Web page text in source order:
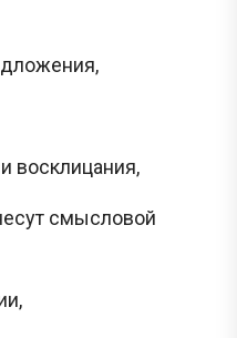
восклицания,
смысловой